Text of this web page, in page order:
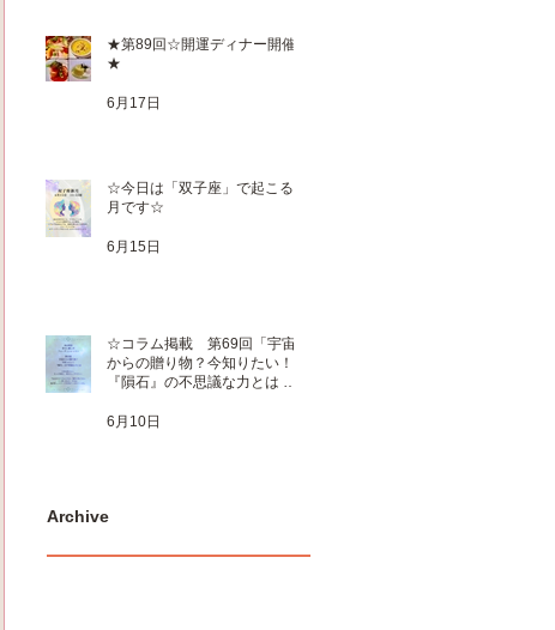
★第89回☆開運ディナー開催
★
6月17日
☆今日は「双子座」で起こる新
月です☆
6月15日
☆コラム掲載 第69回「宇宙
からの贈り物？今知りたい！
『隕石』の不思議な力とは 」
6月10日
Archive